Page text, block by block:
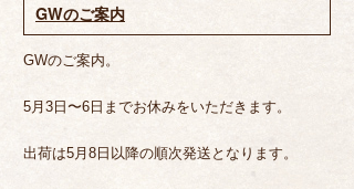
GWのご案内
GWのご案内。
5月3日〜6日までお休みをいただきます。
出荷は5月8日以降の順次発送となります。